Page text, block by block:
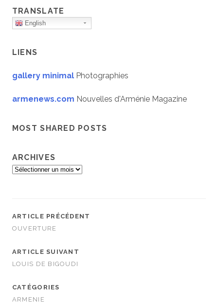
TRANSLATE
English
LIENS
gallery minimalPhotographies
armenews.com Nouvelles d'Arménie Magazine
MOST SHARED POSTS
ARCHIVES
A
i
v
s
ARTICLE PRÉCÉDENT
OUVERTURE
ARTICLE SUIVANT
LOUIS DE BIGOUDI
CATÉGORIES
ARMENIE